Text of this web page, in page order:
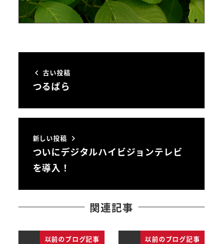
古い投稿
つるばら
新しい投稿
ついにデジタルハイビジョンテレビ
を導入！
関連記事
以前のブログ記事 以前のブログ記事